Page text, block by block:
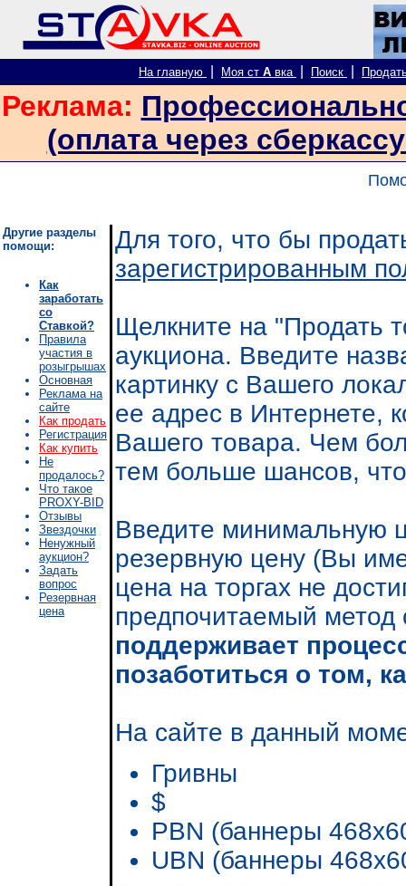
На главную Моя ст А вка Поиск
Реклама:
(оплата через
Другие разделы
помощи:
Как
заработать
со
Ставкой?
Правила
участия в
розыгрышах
Основная
Реклама на
сайте
Как продать
Регистрация
Как купить
Не
продалось?
Что такое
PROXY-BID
Отзывы
Звездочки
Ненужный
аукцион?
Задать
вопрос
Резервная
цена
Для того, что бы
зарегистрированным
Щелкните на "Продать
аукциона. Введите
картинку с Вашего
ее адрес в Интернете,
Вашего товара. Чем
тем больше шансов, что
Введите минимальную
резервную цену (Вы
цена на торгах не
предпочитаемый
поддерживает
позаботиться о том,
На сайте в данный
Гривны
$
PBN (баннеры
UBN (баннеры